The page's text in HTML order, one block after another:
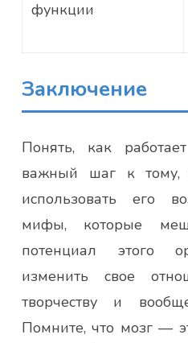
функции
Заключение
Понять, как
важный шаг к тому,
использовать его
мифы, которые
потенциал этого
изменить свое
творчеству и
Помните, что мозг —